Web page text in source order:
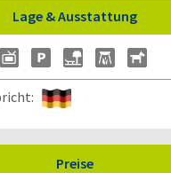
Lage & Ausstattung
Preise